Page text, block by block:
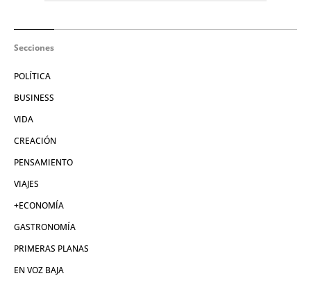
Secciones
POLÍTICA
BUSINESS
VIDA
CREACIÓN
PENSAMIENTO
VIAJES
+ECONOMÍA
GASTRONOMÍA
PRIMERAS PLANAS
EN VOZ BAJA